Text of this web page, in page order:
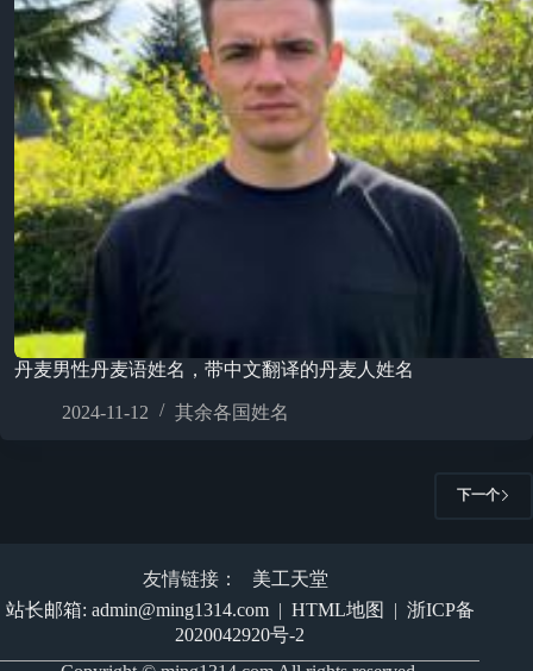
丹麦男性丹麦语姓名，带中文翻译的丹麦人姓名
2024-11-12 其余各国姓名
下一个
友情链接：
美工天堂
站长邮箱: admin@ming1314.com | HTML地图 | 浙ICP备
2020042920号-2